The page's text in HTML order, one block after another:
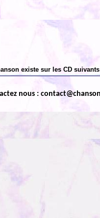
existe sur les CD
nous :